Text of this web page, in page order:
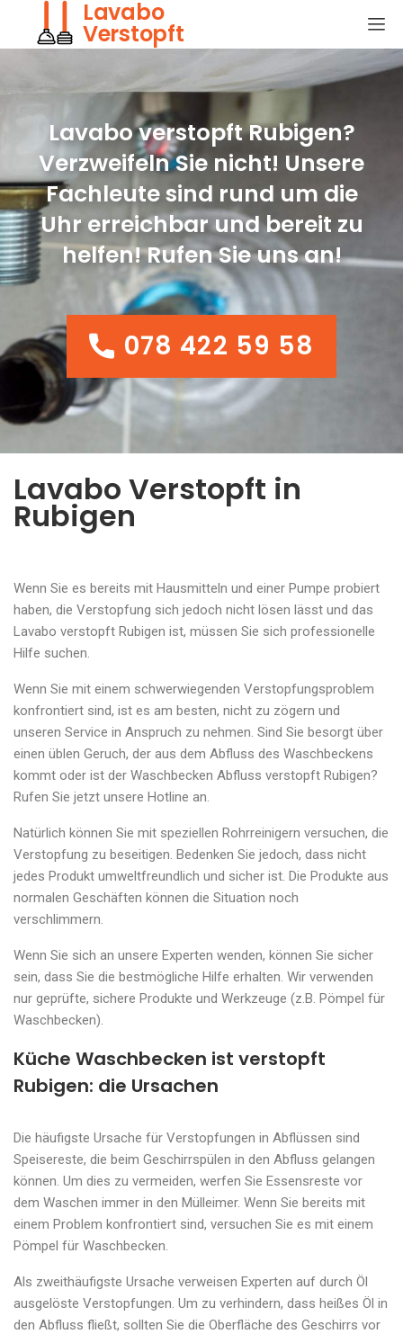
Lavabo
Verstopft
Lavabo verstopft Rubigen?
Verzweifeln Sie nicht! Unsere
Fachleute sind rund um die
Uhr erreichbar und bereit zu
helfen! Rufen Sie uns an!
078 422 59 58
078 422 59 58
Lavabo Verstopft in
Rubigen
Wenn Sie es bereits mit Hausmitteln und einer Pumpe probiert
haben, die Verstopfung sich jedoch nicht lösen lässt und das
Lavabo verstopft Rubigen ist, müssen Sie sich professionelle
Hilfe suchen.
Wenn Sie mit einem schwerwiegenden Verstopfungsproblem
konfrontiert sind, ist es am besten, nicht zu zögern und
unseren Service in Anspruch zu nehmen. Sind Sie besorgt über
einen üblen Geruch, der aus dem Abfluss des Waschbeckens
kommt oder ist der Waschbecken Abfluss verstopft Rubigen?
Rufen Sie jetzt unsere Hotline an.
Natürlich können Sie mit speziellen Rohrreinigern versuchen, die
Verstopfung zu beseitigen. Bedenken Sie jedoch, dass nicht
jedes Produkt umweltfreundlich und sicher ist. Die Produkte aus
normalen Geschäften können die Situation noch
verschlimmern.
Wenn Sie sich an unsere Experten wenden, können Sie sicher
sein, dass Sie die bestmögliche Hilfe erhalten. Wir verwenden
nur geprüfte, sichere Produkte und Werkzeuge (z.B. Pömpel für
Waschbecken).
Küche Waschbecken ist verstopft
Rubigen: die Ursachen
Die häufigste Ursache für Verstopfungen in Abflüssen sind
Speisereste, die beim Geschirrspülen in den Abfluss gelangen
können. Um dies zu vermeiden, werfen Sie Essensreste vor
dem Waschen immer in den Mülleimer. Wenn Sie bereits mit
einem Problem konfrontiert sind, versuchen Sie es mit einem
Pömpel für Waschbecken.
Als zweithäufigste Ursache verweisen Experten auf durch Öl
ausgelöste Verstopfungen. Um zu verhindern, dass heißes Öl in
den Abfluss fließt, sollten Sie die Oberfläche des Geschirrs vor